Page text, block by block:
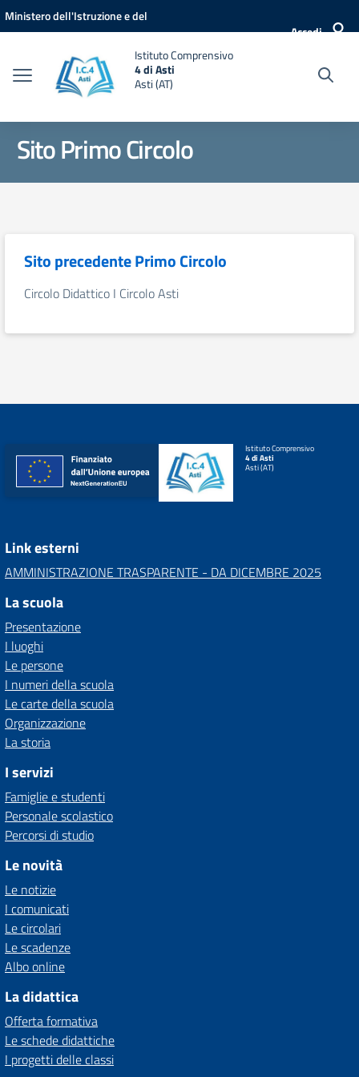
Vai ai contenuti
Vai al menu di navigazione
Vai al footer
Ministero dell'Istruzione e del
Accedi
Istituto Comprensivo
4 di Asti
Asti (AT)
Sito Primo Circolo
Sito precedente Primo Circolo
Circolo Didattico I Circolo Asti
Istituto Comprensivo
4 di Asti
Asti (AT)
Link esterni
AMMINISTRAZIONE TRASPARENTE - DA DICEMBRE 2025
La scuola
Presentazione
I luoghi
Le persone
I numeri della scuola
Le carte della scuola
Organizzazione
La storia
I servizi
Famiglie e studenti
Personale scolastico
Percorsi di studio
Le novità
Le notizie
I comunicati
Le circolari
Le scadenze
Albo online
La didattica
Offerta formativa
Le schede didattiche
I progetti delle classi